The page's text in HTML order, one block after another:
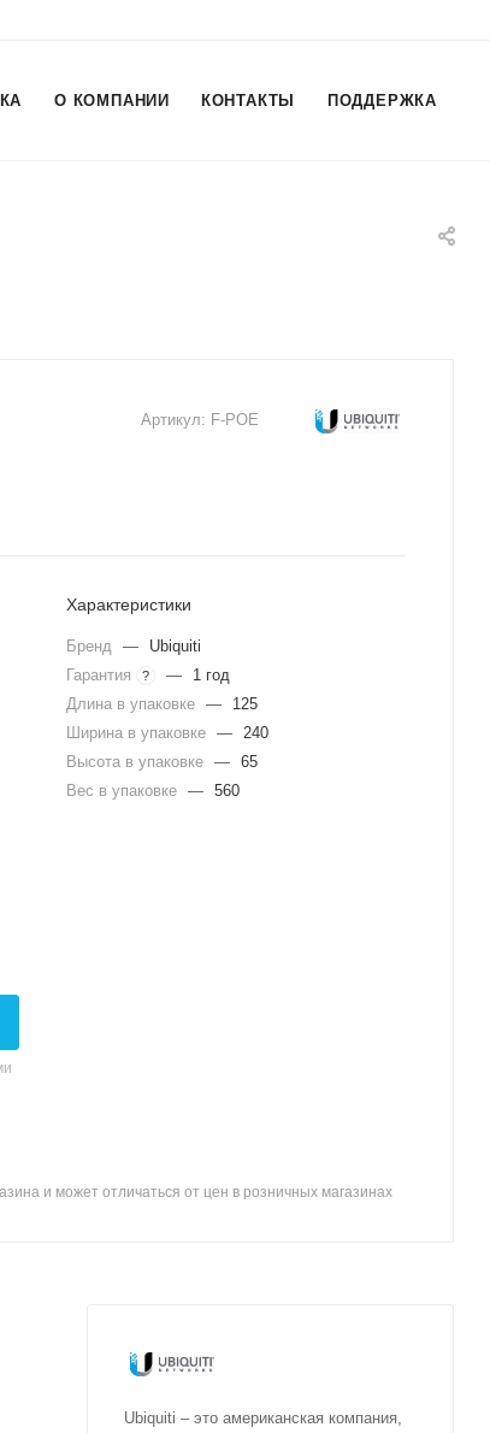
О КОМПАНИИ КОНТАКТЫ ПОДДЕРЖКА
Артикул: F-POE
Характеристики
Бренд —
Ubiquiti
Гарантия
? —
1 год
Длина в упаковке —
125
Ширина в упаковке — 240
Высота в упаковке — 65
Вес в упаковке — 560
и может отличаться от цен в розничных магазинах
Ubiquiti – это американская компания,